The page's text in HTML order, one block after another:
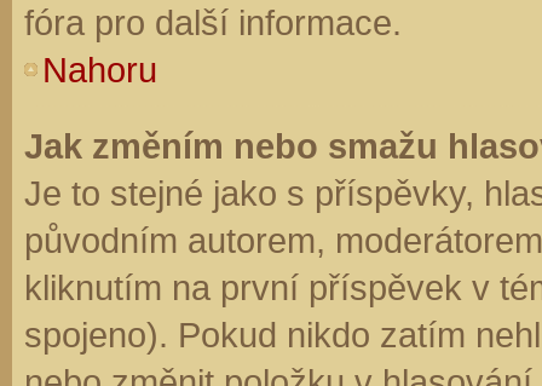
fóra pro další informace.
Nahoru
Jak změním nebo smažu
Je to stejné jako s příspěvky,
původním autorem,
kliknutím na první příspěvek v
spojeno). Pokud nikdo zatím